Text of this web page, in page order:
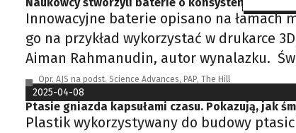
Innowacyjne baterie opisano na łamach
go na przykład wykorzystać w drukarce
Aiman Rahmanudin, autor wynalazku.
Opr. AJS na podst. Science Advances, PAP, The Hill
2025-04-08
Ptasie gniazda kapsułami czasu. Pokazują, jak
Plastik wykorzystywany do budowy